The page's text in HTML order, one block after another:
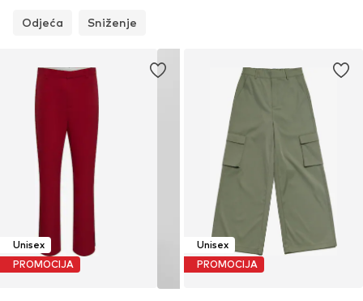
Odjeća Sniženje
Unisex
PROMOCIJA
Unisex
PROMOCIJA